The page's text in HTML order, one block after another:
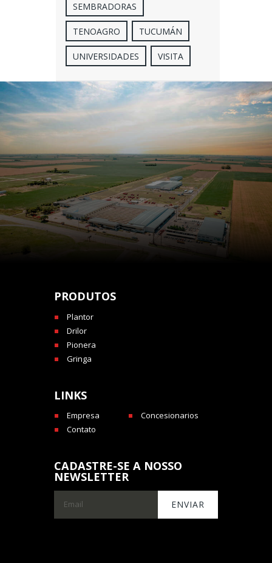
SEMBRADORAS
TENOAGRO TUCUMÁN
UNIVERSIDADES VISITA
PRODUTOS
Plantor
Drilor
Pionera
Gringa
LINKS
Empresa
Concesionarios
Contato
CADASTRE-SE A NOSSO
NEWSLETTER